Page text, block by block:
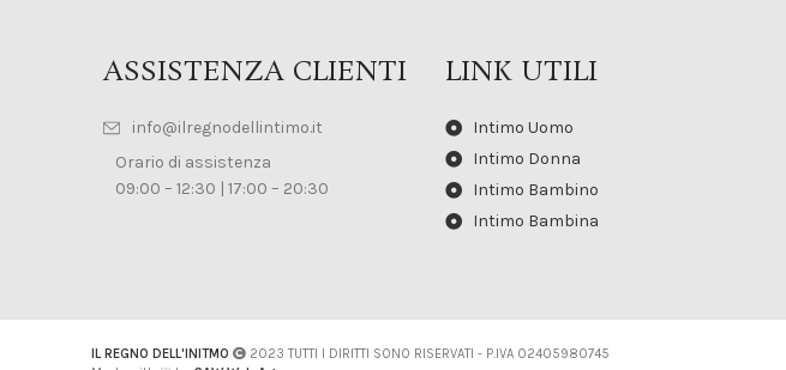
ASSISTENZA CLIENTI
info@ilregnodellintimo.it
Orario di assistenza
09:00 – 12:30 | 17:00 – 20:30
LINK UTILI
Intimo Uomo
Intimo Donna
Intimo Bambino
Intimo Bambina
IL REGNO DELL'INITMO
2023 TUTTI I DIRITTI SONO RISERVATI - P.IVA 02405980745